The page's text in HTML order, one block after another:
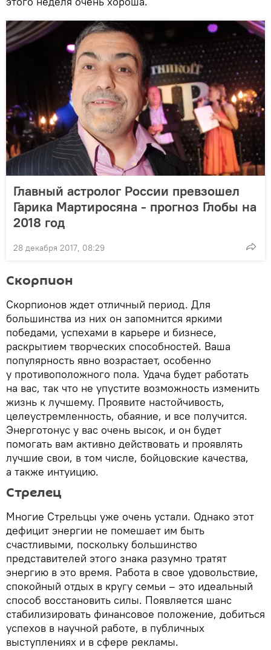
Главный астролог России превзошел
Гарика Мартиросяна - прогноз Глобы на
2018 год
28 декабря 2017, 08:29
Скорпион
Скорпионов ждет отличный период. Для
большинства из них он запомнится яркими
победами, успехами в карьере и бизнесе,
раскрытием творческих способностей. Ваша
популярность явно возрастает, особенно
у противоположного пола. Удача будет работать
на вас, так что не упустите возможность изменить
жизнь к лучшему. Проявите настойчивость,
целеустремленность, обаяние, и все получится.
Энерготонус у вас очень высок, и он будет
помогать вам активно действовать и проявлять
лучшие свои, в том числе, бойцовские качества,
а также интуицию.
Стрелец
Многие Стрельцы уже очень устали. Однако этот
дефицит энергии не помешает им быть
счастливыми, поскольку большинство
представителей этого знака разумно тратят
энергию в это время. Работа в свое удовольствие,
спокойный отдых в кругу семьи – это идеальный
способ восстановить силы. Появляется шанс
стабилизировать финансовое положение, добиться
успехов в научной работе, в публичных
выступлениях и в сфере рекламы.